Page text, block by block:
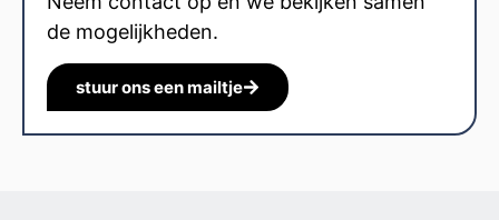
de mogelijkheden.
stuur ons een mailtje